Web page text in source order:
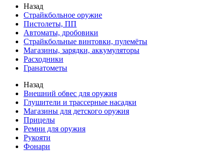
Назад
Страйкбольное оружие
Пистолеты, ПП
Автоматы, дробовики
Страйкбольные винтовки, пулемёты
Магазины, зарядки, аккумуляторы
Расходники
Гранатометы
Назад
Внешний обвес для оружия
Глушители и трассерные насадки
Магазины для детского оружия
Прицелы
Ремни для оружия
Рукояти
Фонари